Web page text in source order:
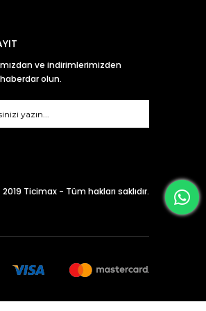
ve indirimlerimizden
olun.
Ticimax - Tüm hakları saklıdır.